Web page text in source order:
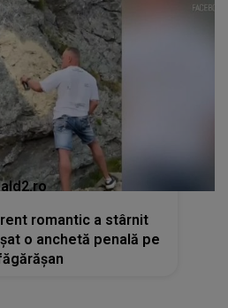
romantic a stârnit
o anchetă penală pe